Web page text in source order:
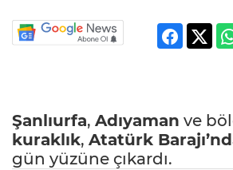
Şanlıurfa, Adıyaman ve
kuraklık, Atatürk
gün yüzüne çıkardı.